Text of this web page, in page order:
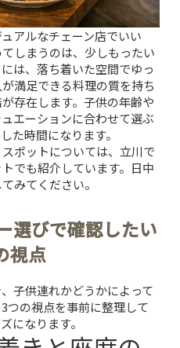
アルなチェーン店でいい
しまうのは、少しもったい
は、落ち着いた空間でゆっ
満足できる料理の質を持ち
存在します。子供の年齢や
エーションに合わせて選ぶ
た時間になります。
ポットについては、 立川で
でも紹介しています。日中
みてください。
選びで確認したい
視点
子供連れかどうかによって
つの視点を事前に整理して
になります。